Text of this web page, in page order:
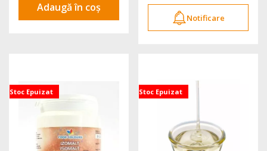
Adaugă în coș
Notificare
Stoc Epuizat Stoc Epuizat